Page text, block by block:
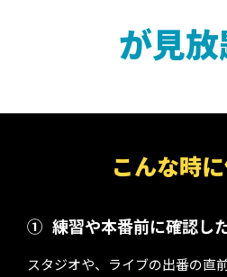
が見放
こんな時に
① 練習や本番前に確認し
スタジオや、ライブの出番の直